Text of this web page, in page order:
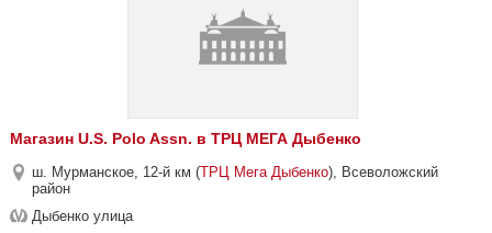
Магазин U.S. Polo Assn. в ТРЦ МЕГА Дыбенко
ш. Мурманское, 12-й км (ТРЦ Мега Дыбенко), Всеволожский
район
Дыбенко улица